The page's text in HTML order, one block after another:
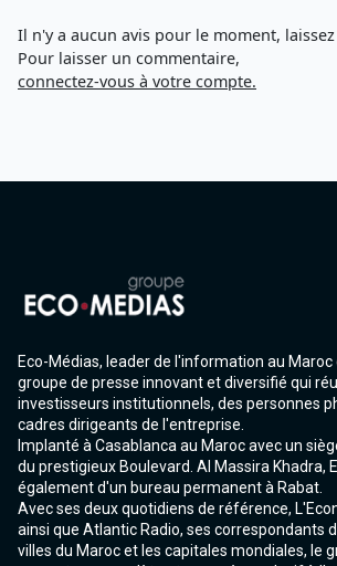
Il n'y a aucun avis pour le moment,
Pour laisser un commentaire,
connectez-vous à votre compte.
Eco-Médias, leader de l'information au Maroc
groupe de presse innovant et diversifié qui
investisseurs institutionnels, des personnes
cadres dirigeants de l'entreprise.
Implanté à Casablanca au Maroc avec un
du prestigieux Boulevard. Al Massira Khadra,
également d'un bureau permanent à Rabat.
Avec ses deux quotidiens de référence,
ainsi que Atlantic Radio, ses correspondants
villes du Maroc et les capitales mondiales, le